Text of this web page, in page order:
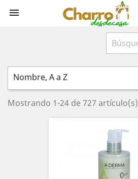

Nombre, A a Z
Mostrando 1-24 de 727 artículo(s)